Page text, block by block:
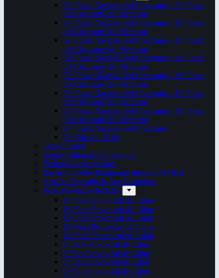
34ª Fiesta Nacional del Chamamé y 20ª Fiesta
del Chamamé del Mercosur
33ª Fiesta Nacional del Chamamé y 19ª Fiesta
del Chamamé del Mercosur
32ª Fiesta Nacional del Chamamé y 18ª Fiesta
del Chamamé del Mercosur
31ª Fiesta Nacional del Chamamé y 17ª Fiesta
del Chamamé del Mercosur
30ª Fiesta Nacional del Chamamé y 16ª Fiesta
del Chamamé del Mercosur
29ª Fiesta Nacional del Chamamé y 15ª Fiesta
del Chamamé del Mercosur
28ª Fiesta Nacional del Chamamé y 14ª Fiesta
del Chamamé del Mercosur
27ª Fiesta Nacional del Chamamé
26ª Edición. 2016.
Taragüi Rock
Juegos Culturales Correntinos
Festival Corrientes Jazz
Encuentro sobre Patrimonio Integral del NEA
ArteCo. Mercado de Arte Corrientes
Feria Provincial del Libro
14ª Feria Provincial del Libro
13ª Feria Provincial del Libro
12ª Feria Provincial del Libro
11ª Feria Provincial del Libro
10ª Feria Provincial del Libro
9ª Feria Provincial del Libro
8ª Feria Provincial del Libro
7ª Feria Provincial del Libro
6ª Feria Provincial del Libro